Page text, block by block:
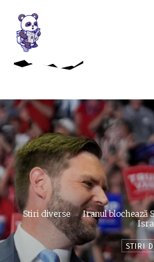
Stiri diverse
Iranul blochează
STIRI